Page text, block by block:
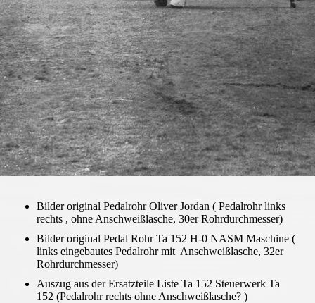
Neustadt Glewe
Bilder original Pedalrohr Oliver Jordan ( Pedalrohr links
rechts , ohne Anschweißlasche, 30er Rohrdurchmesser)
Bilder original Pedal Rohr Ta 152 H-0 NASM Maschine (
links eingebautes Pedalrohr mit Anschweißlasche, 32er
Rohrdurchmesser)
Auszug aus der Ersatzteile Liste Ta 152 Steuerwerk Ta
152 (Pedalrohr rechts ohne Anschweißlasche? )